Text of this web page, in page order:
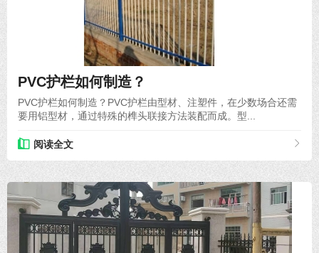
PVC护栏如何制造？
PVC护栏如何制造？PVC护栏由型材、注塑件，在少数场合还需
要用铝型材，通过特殊的榫头联接方法装配而成。型...
阅读全文